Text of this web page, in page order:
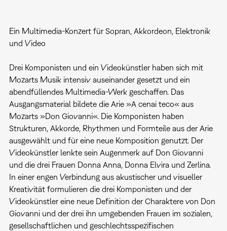
Ein Multimedia-Konzert für Sopran, Akkordeon, Elektronik
und Video
Drei Komponisten und ein Videokünstler haben sich mit
Mozarts Musik intensiv auseinander gesetzt und ein
abendfüllendes Multimedia-Werk geschaffen. Das
Ausgangsmaterial bildete die Arie »A cenai teco« aus
Mozarts »Don Giovanni«. Die Komponisten haben
Strukturen, Akkorde, Rhythmen und Formteile aus der Arie
ausgewählt und für eine neue Komposition genutzt. Der
Videokünstler lenkte sein Augenmerk auf Don Giovanni
und die drei Frauen Donna Anna, Donna Elvira und Zerlina.
In einer engen Verbindung aus akustischer und visueller
Kreativität formulieren die drei Komponisten und der
Videokünstler eine neue Definition der Charaktere von Don
Giovanni und der drei ihn umgebenden Frauen im sozialen,
gesellschaftlichen und geschlechtsspezifischen